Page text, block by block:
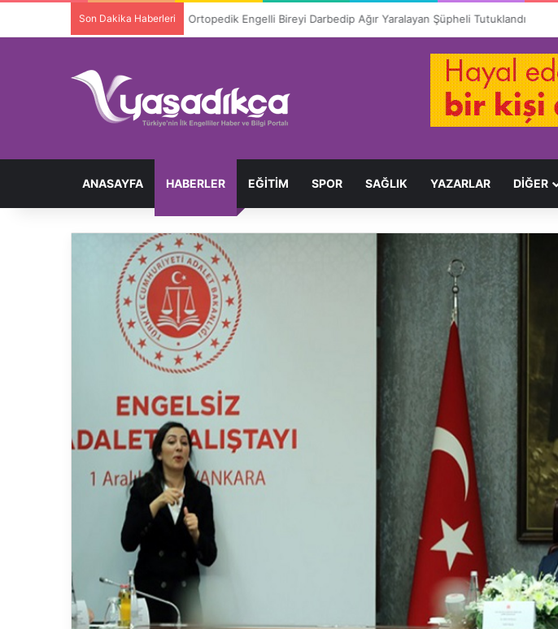
Son Dakika Haberleri Ortopedik Engelli Bireyi Darbedip Ağır Yaralayan Şüpheli Tutuklandı
ANASAYFA HABERLER EĞITIM SPOR SAĞLIK YAZARLAR DİĞER